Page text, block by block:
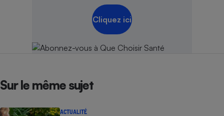
Cliquez ici
Sur le même sujet
ACTUALITÉ